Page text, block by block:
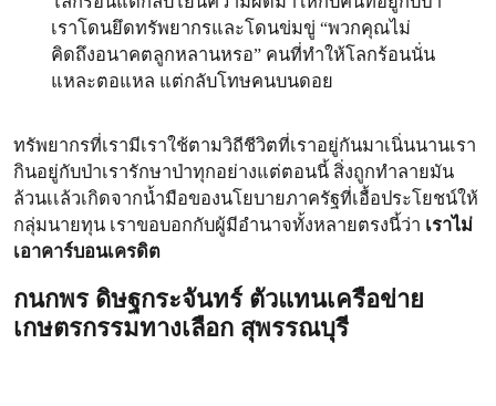
เราโดนยึดทรัพยากรและโดนข่มขู่ “พวกคุณไม่
คิดถึงอนาคตลูกหลานหรอ” คนที่ทำให้โลกร้อนนั่น
แหละตอแหล แต่กลับโทษคนบนดอย
ทรัพยากรที่เรามีเราใช้ตามวิถีชีวิตที่เราอยู่กันมาเนิ่นนานเรา
กินอยู่กับป่าเรารักษาป่าทุกอย่างแต่ตอนนี้ สิ่งถูกทำลายมัน
ล้วนเเล้วเกิดจากน้ำมือของนโยบายภาครัฐที่เอื้อประโยชน์ให้
กลุ่มนายทุน เราขอบอกกับผู้มีอำนาจทั้งหลายตรงนี้ว่า เราไม่
เอาคาร์บอนเครดิต
กนกพร ดิษฐกระจันทร์ ตัวแทนเครือข่าย
เกษตรกรรมทางเลือก สุพรรณบุรี